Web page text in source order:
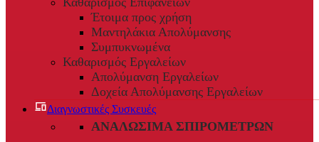
Έτοιμα προς χρήση
Μαντηλάκια Απολύμανσης
Συμπυκνωμένα
Καθαρισμός Εργαλείων
Απολύμανση Εργαλείων
Δοχεία Απολύμανσης Εργαλείων
Διαγνωστικές Συσκευές
ΑΝΑΛΏΣΙΜΑ ΣΠΙΡΟΜΈΤΡΩΝ